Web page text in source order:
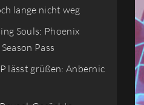
lange nicht weg
Souls: Phoenix
Pass
lässt grüßen: Anbernic